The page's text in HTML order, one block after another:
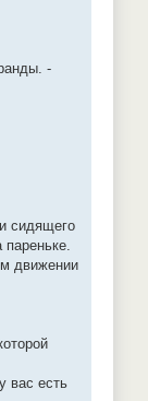
-
сидящего
движении
вас есть